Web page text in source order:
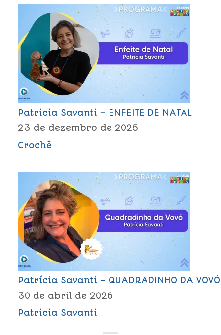
Patricia Savanti – ENFEITE DE NATAL
23 de dezembro de 2025
Crochê
Patrícia Savanti – QUADRADINHO DA VOVÓ
30 de abril de 2026
Patricia Savanti